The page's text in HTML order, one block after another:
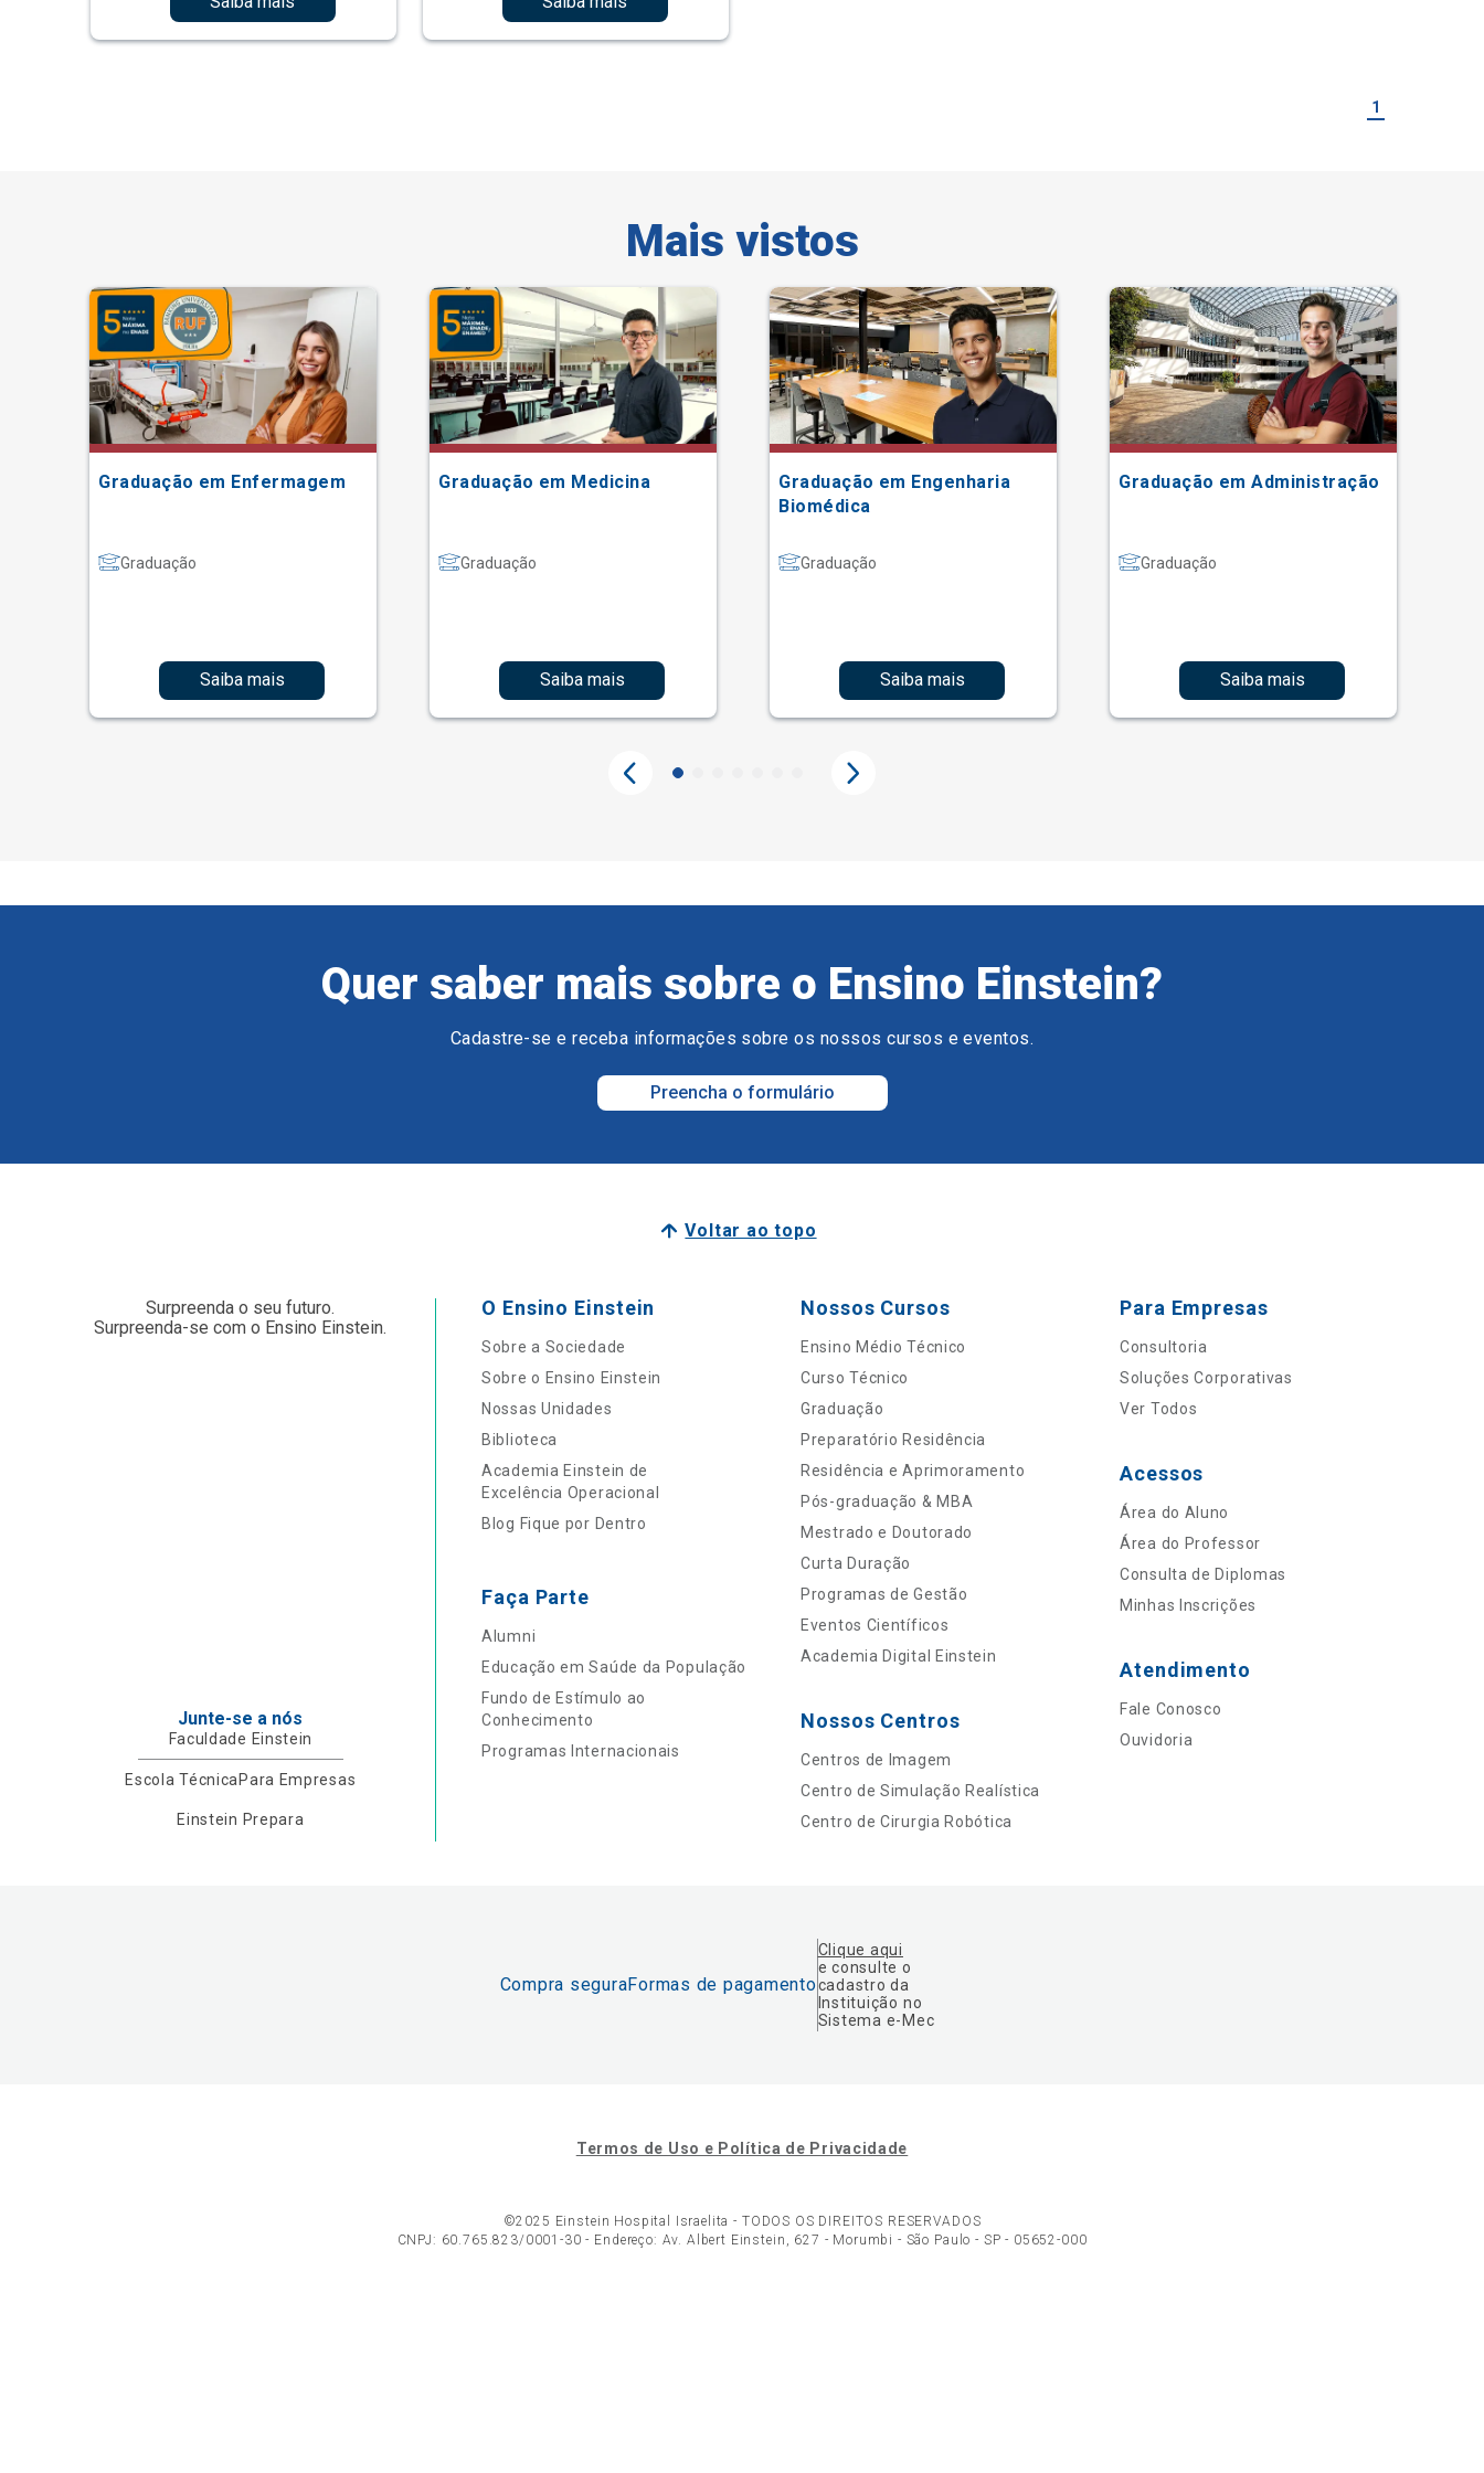
1
Mais vistos
Graduação em Enfermagem
Graduação
Saiba mais
Graduação em Medicina
Graduação
Saiba mais
Graduação em Engenharia
Biomédica
Graduação
Saiba mais
Graduação em Administração
Graduação
Saiba mais
Quer saber mais sobre o Ensino Einstein?
Cadastre-se e receba informações sobre os nossos cursos e eventos.
Preencha o formulário
Voltar ao topo
Surpreenda o seu futuro.
Surpreenda-se com o Ensino Einstein.
Junte-se a nós
Faculdade Einstein
Escola Técnica Para Empresas
Einstein Prepara
O Ensino Einstein
Sobre a Sociedade
Sobre o Ensino Einstein
Nossas Unidades
Biblioteca
Academia Einstein de
Excelência Operacional
Blog Fique por Dentro
Faça Parte
Alumni
Educação em Saúde da População
Fundo de Estímulo ao
Conhecimento
Programas Internacionais
Nossos Cursos
Ensino Médio Técnico
Curso Técnico
Graduação
Preparatório Residência
Residência e Aprimoramento
Pós-graduação & MBA
Mestrado e Doutorado
Curta Duração
Programas de Gestão
Eventos Científicos
Academia Digital Einstein
Nossos Centros
Centros de Imagem
Centro de Simulação Realística
Centro de Cirurgia Robótica
Para Empresas
Consultoria
Soluções Corporativas
Ver Todos
Acessos
Área do Aluno
Área do Professor
Consulta de Diplomas
Minhas Inscrições
Atendimento
Fale Conosco
Ouvidoria
Compra seguraFormas de pagamento
Clique aqui
e consulte o
cadastro da
Instituição no
Sistema e-Mec
Termos de Uso e Política de Privacidade
©2025 Einstein Hospital Israelita - TODOS OS DIREITOS RESERVADOS
CNPJ: 60.765.823/0001-30 - Endereço: Av. Albert Einstein, 627 - Morumbi - São Paulo - SP - 05652-000